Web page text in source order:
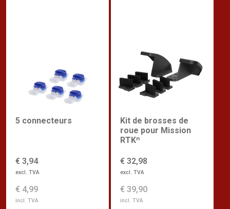
5 connecteurs
€ 3,94
excl. TVA
€ 4,99
incl. TVA
Kit de brosses de
roue pour Mission
RTKⁿ
€ 32,98
excl. TVA
€ 39,90
incl. TVA